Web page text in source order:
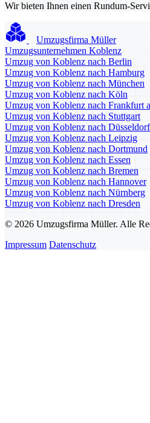
Wir bieten Ihnen einen Rundum-
Umzugsfirma Müller
Umzugsunternehmen Koblenz
Umzug von Koblenz nach Berlin
Umzug von Koblenz nach Hamburg
Umzug von Koblenz nach München
Umzug von Koblenz nach Köln
Umzug von Koblenz nach Frankfurt
Umzug von Koblenz nach Stuttgart
Umzug von Koblenz nach Düsseldorf
Umzug von Koblenz nach Leipzig
Umzug von Koblenz nach Dortmund
Umzug von Koblenz nach Essen
Umzug von Koblenz nach Bremen
Umzug von Koblenz nach Hannover
Umzug von Koblenz nach Nürnberg
Umzug von Koblenz nach Dresden
© 2026 Umzugsfirma Müller. Alle
Impressum Datenschutz